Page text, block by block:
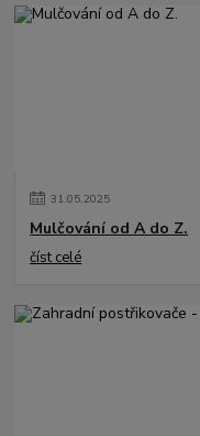
31.05.2025
Mulčování od A do Z.
číst celé